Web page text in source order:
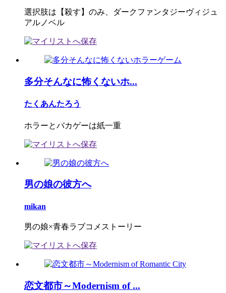
選択肢は【殺す】のみ、ダークファンタジーヴィジュ
アルノベル
多分そんなに怖くないホ...
たくあんたろう
ホラーとバカゲーは紙一重
男の娘の彼方へ
mikan
男の娘×青春ラブコメストーリー
恋文都市～Modernism of ...